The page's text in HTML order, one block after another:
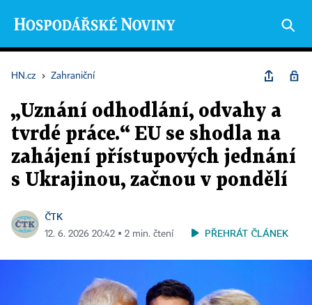
HN.cz › Zahraniční
„Uznání odhodlání, odvahy a
tvrdé práce.“ EU se shodla na
zahájení přístupových jednání
s Ukrajinou, začnou v pondělí
ČTK
12. 6. 2026 20:42 ▪ 2 min. čtení PŘEHRÁT ČLÁNEK